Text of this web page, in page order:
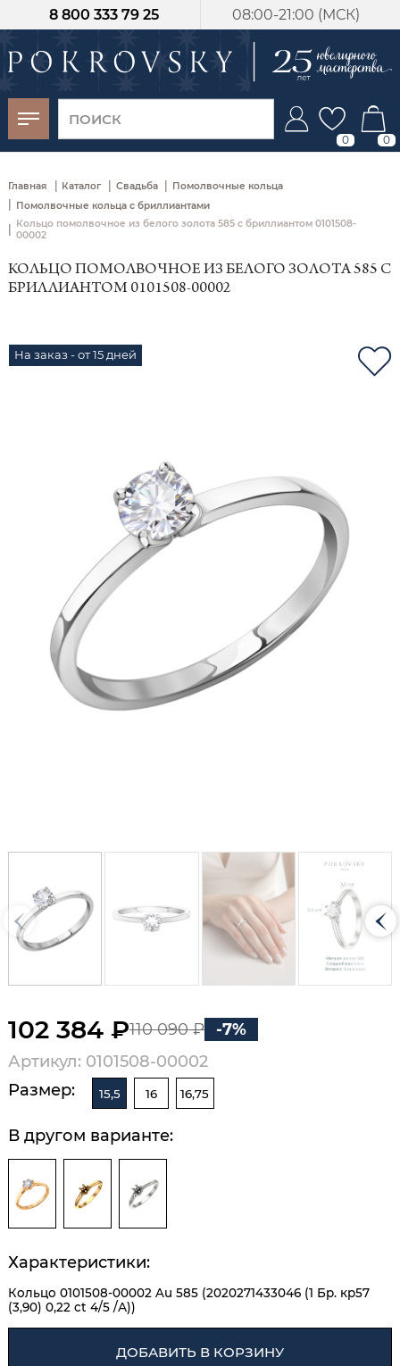
08:00-21:00 (МСК)
8 800 333 79 25
0 0
Главная | Каталог | Свадьба | Помолвочные кольца
Помолвочные кольца с бриллиантами
|
Кольцо помолвочное из белого золота 585 с бриллиантом 0101508-
00002
КОЛЬЦО ПОМОЛВОЧНОЕ ИЗ БЕЛОГО ЗОЛОТА 585 С
БРИЛЛИАНТОМ 0101508-00002
На заказ - от 15 дней
102 384 ₽110 090 ₽
-7%
Артикул: 0101508-00002
Размер:
15,5 16 16,75
В другом варианте:
Характеристики:
Кольцо 0101508-00002 Au 585 (2020271433046 (1 Бр. кр57
(3,90) 0,22 ct 4/5 /А))
ДОБАВИТЬ В КОРЗИНУ
-30%
от 15 дней с
момента оплаты